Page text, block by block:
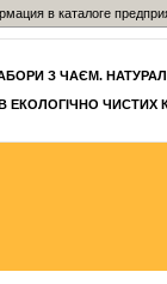
в каталоге
З ЧАЄМ.
ЧИСТИХ